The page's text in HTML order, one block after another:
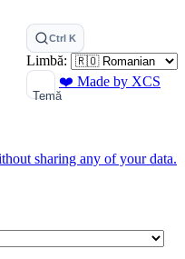
Ctrl K
Limbă:
Temă
❤️ Made by XCS
sharing any of your data.